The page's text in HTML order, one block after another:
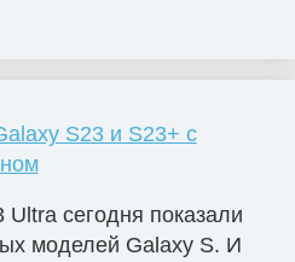
S23 и S23+ с
сегодня показали
моделей Galaxy S. И